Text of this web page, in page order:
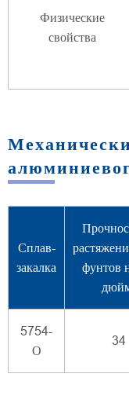
Физические
свойства
Сплав-
закалка
фунтов
5754-
О
34